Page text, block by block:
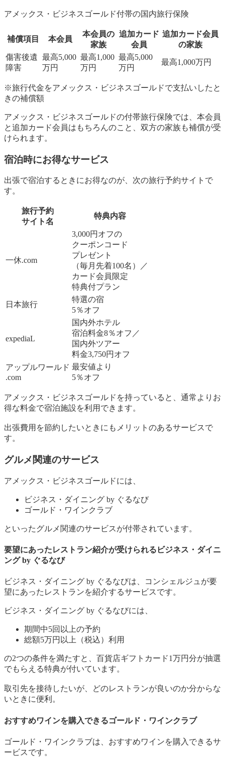
アメックス・ビジネスゴールド付帯の国内旅行保険
補償項目 本会員
本会員の
家族
追加カード
会員
追加カード会員
の家族
傷害後遺
障害
最高5,000
万円
最高1,000
万円
最高5,000
万円
最高1,000万円
※旅行代金をアメックス・ビジネスゴールドで支払いしたと
きの補償額
アメックス・ビジネスゴールドの付帯旅行保険では、本会員
と追加カード会員はもちろんのこと、双方の家族も補償が受
けられます。
宿泊時にお得なサービス
出張で宿泊するときにお得なのが、次の旅行予約サイトで
す。
旅行予約
サイト名
特典内容
一休.com
3,000円オフの
クーポンコード
プレゼント
（毎月先着100名）／
カード会員限定
特典付プラン
日本旅行
特選の宿
5％オフ
expediaL
国内外ホテル
宿泊料金8％オフ／
国内外ツアー
料金3,750円オフ
アップルワールド
.com
最安値より
5％オフ
アメックス・ビジネスゴールドを持っていると、通常よりお
得な料金で宿泊施設を利用できます。
出張費用を節約したいときにもメリットのあるサービスで
す。
グルメ関連のサービス
アメックス・ビジネスゴールドには、
ビジネス・ダイニング by ぐるなび
ゴールド・ワインクラブ
といったグルメ関連のサービスが付帯されています。
要望にあったレストラン紹介が受けられるビジネス・ダイニ
ング by ぐるなび
ビジネス・ダイニング by ぐるなびは、コンシェルジュが要
望にあったレストランを紹介するサービスです。
ビジネス・ダイニング by ぐるなびには、
期間中5回以上の予約
総額5万円以上（税込）利用
の2つの条件を満たすと、百貨店ギフトカード1万円分が抽選
でもらえる特典が付いています。
取引先を接待したいが、どのレストランが良いのか分からな
いときに便利。
おすすめワインを購入できるゴールド・ワインクラブ
ゴールド・ワインクラブは、おすすめワインを購入できるサ
ービスです。